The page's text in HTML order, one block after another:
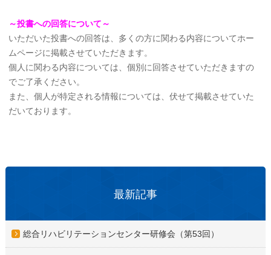
～投書への回答について～
いただいた投書への回答は、多くの方に関わる内容についてホー
ムページに掲載させていただきます。
個人に関わる内容については、個別に回答させていただきますの
でご了承ください。
また、個人が特定される情報については、伏せて掲載させていた
だいております。
最新記事
総合リハビリテーションセンター研修会（第53回）